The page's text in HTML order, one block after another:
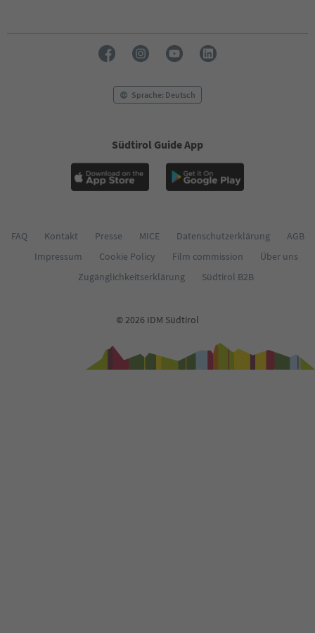
Sprache: Deutsch
Südtirol Guide App
FAQ Kontakt Presse MICE Datenschutzerklärung
AGB
Impressum
Cookie Policy Film commission
Über uns
Zugänglichkeitserklärung
Südtirol B2B
© 2026 IDM Südtirol